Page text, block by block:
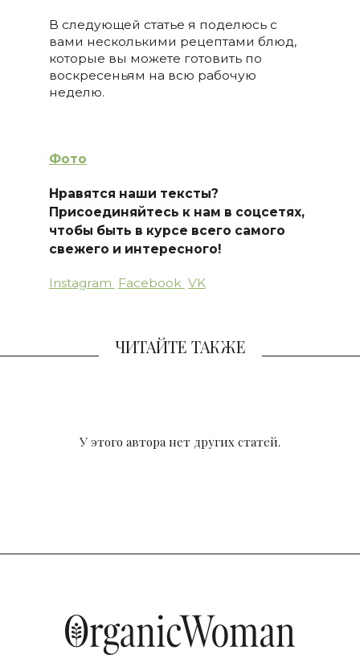
В следующей статье я поделюсь с
вами несколькими рецептами блюд,
которые вы можете готовить по
воскресеньям на всю рабочую
неделю.
Фото
Нравятся наши тексты?
Присоединяйтесь к нам в соцсетях,
чтобы быть в курсе всего самого
свежего и интересного!
Instagram Facebook VK
ЧИТАЙТЕ ТАКЖЕ
У этого автора нет других статей.